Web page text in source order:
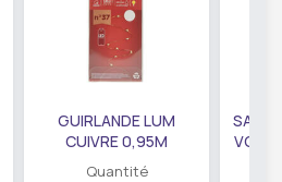
GUIRLANDE LUM
CUIVRE 0,95M
DE79207
Quantité